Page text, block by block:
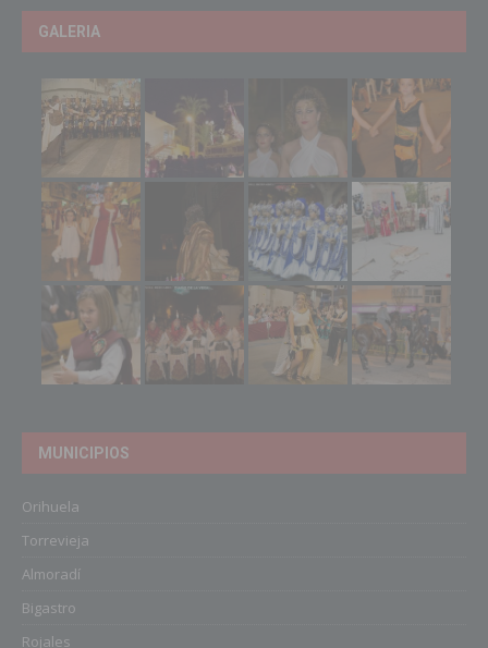
GALERIA
MUNICIPIOS
Orihuela
Torrevieja
Almoradí
Bigastro
Rojales